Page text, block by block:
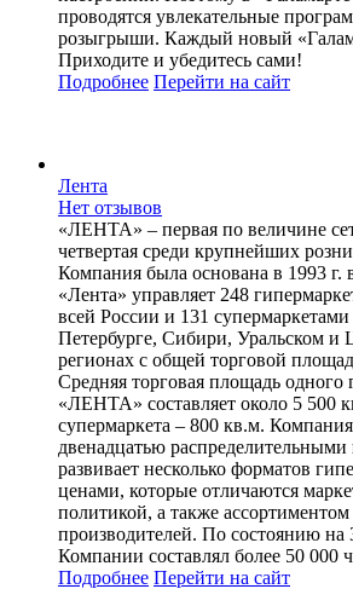
проводятся увлекательные
розыгрыши. Каждый новый
Приходите и убедитесь сами!
Подробнее Перейти на сайт
Лента
Нет отзывов
«ЛЕНТА» – первая по величине
четвертая среди крупнейших
Компания была основана в 1993 г.
«Лента» управляет 248
всей России и 131
Петербурге, Сибири, Уральском и
регионах с общей торговой
Средняя торговая площадь одного
«ЛЕНТА» составляет около 5 500
супермаркета – 800 кв.м.
двенадцатью
развивает несколько форматов
ценами, которые отличаются
политикой, а также
производителей. По состоянию на
Компании составлял более 50 000
Подробнее Перейти на сайт